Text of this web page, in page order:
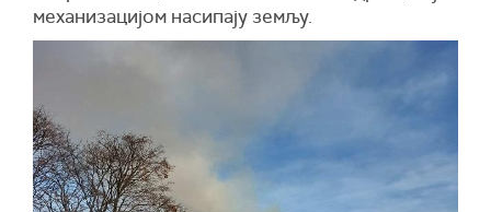
механизацијом насипају земљу.